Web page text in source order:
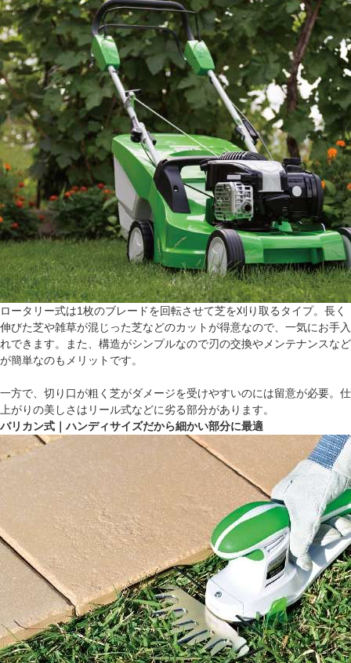
ロータリー式は1枚のブレードを回転させて芝を刈り取るタイプ。長く
伸びた芝や雑草が混じった芝などのカットが得意なので、一気にお手入
れできます。また、構造がシンプルなので刃の交換やメンテナンスなど
が簡単なのもメリットです。
一方で、切り口が粗く芝がダメージを受けやすいのには留意が必要。仕
上がりの美しさはリール式などに劣る部分があります。
バリカン式｜ハンディサイズだから細かい部分に最適